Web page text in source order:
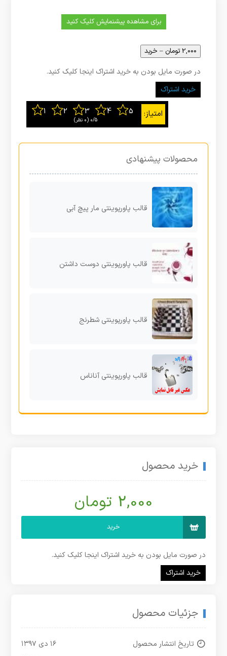
برای مشاهده پیشنمایش کلیک کنید
2,000 تومان – خرید
در صورت مایل بودن به خرید اشتراک اینجا کلیک کنید.
خرید اشتراک
0/5 ‫(0 نظر)
محصولات پیشنهادی
قالب پاورپوینتی مار پیچ آبی
قالب پاورپوینتی دوست داشتن
قالب پاورپوینتی شطرنج
قالب پاورپوینتی آناناس
خرید محصول
2,000 تومان
خرید
در صورت مایل بودن به خرید اشتراک اینجا کلیک کنید.
خرید اشتراک
جزئیات محصول
تاریخ انتشار محصول
۱۶ دی ۱۳۹۷